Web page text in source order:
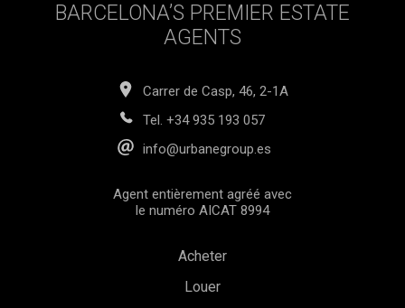
BARCELONA’S PREMIER ESTATE
AGENTS
Carrer de Casp, 46, 2-1A
Tel. +34 935 193 057
info@urbanegroup.es
Agent entièrement agréé avec
le numéro AICAT 8994
Acheter
Louer